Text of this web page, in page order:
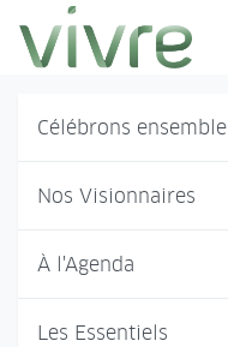
Aller au menu principal
Aller au contenu principal
Célébrons ensemble
Nos Visionnaires
À l'Agenda
Les Essentiels